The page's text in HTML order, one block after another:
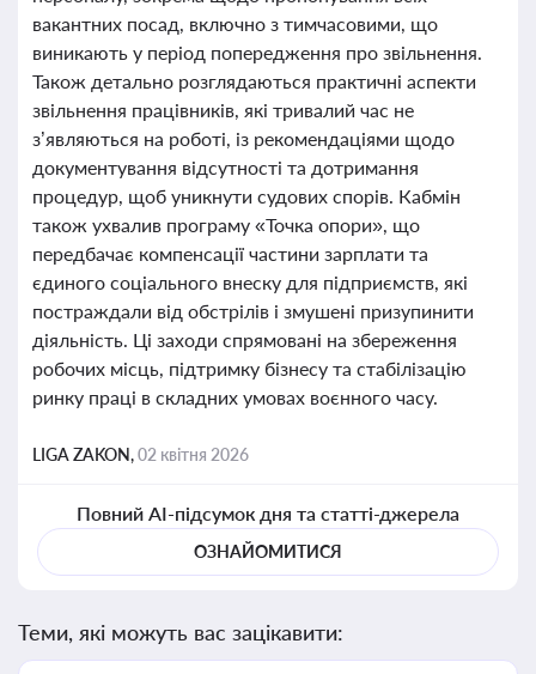
вакантних посад, включно з тимчасовими, що
виникають у період попередження про звільнення.
Також детально розглядаються практичні аспекти
звільнення працівників, які тривалий час не
з’являються на роботі, із рекомендаціями щодо
документування відсутності та дотримання
процедур, щоб уникнути судових спорів. Кабмін
також ухвалив програму «Точка опори», що
передбачає компенсації частини зарплати та
єдиного соціального внеску для підприємств, які
постраждали від обстрілів і змушені призупинити
діяльність. Ці заходи спрямовані на збереження
робочих місць, підтримку бізнесу та стабілізацію
ринку праці в складних умовах воєнного часу.
LIGA ZAKON,02 квітня 2026
Повний AI-підсумок дня та статті-джерела
ОЗНАЙОМИТИСЯ
Теми, які можуть вас зацікавити: